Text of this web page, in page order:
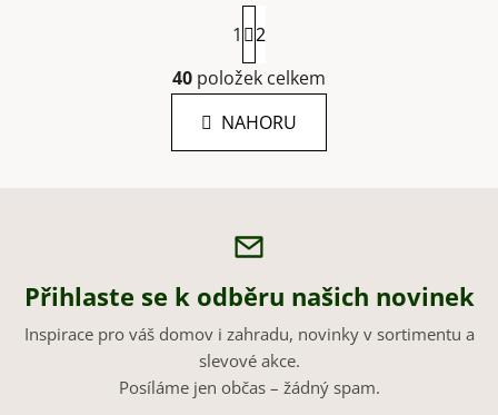
O
v
l
c
í
p
r
v
k
y
S
t
r
á
n
k
1
2
40 položek celkem
NAHORU
Přihlaste se k odběru našich novinek
Inspirace pro váš domov i zahradu, novinky v sortimentu a
slevové akce.
Posíláme jen občas – žádný spam.